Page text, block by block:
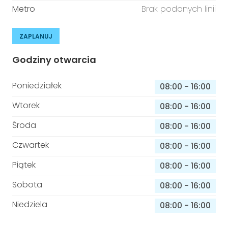
Metro
Brak podanych linii
ZAPLANUJ
Godziny otwarcia
Poniedziałek 08:00 - 16:00
Wtorek
08:00 - 16:00
Środa
08:00 - 16:00
Czwartek
08:00 - 16:00
Piątek
08:00 - 16:00
Sobota
08:00 - 16:00
Niedziela
08:00 - 16:00